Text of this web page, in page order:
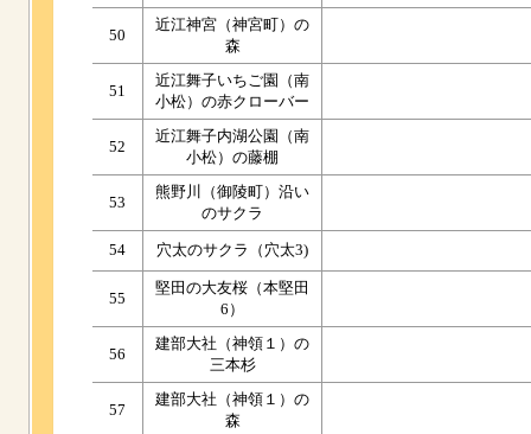
50
近江神宮（神宮町）の
森
51
近江舞子いちご園（南
小松）の赤クローバー
52
近江舞子内湖公園（南
小松）の藤棚
53
熊野川（御陵町）沿い
のサクラ
54 穴太のサクラ（穴太3)
55
堅田の大友桜（本堅田
6）
56
建部大社（神領１）の
三本杉
57
建部大社（神領１）の
森